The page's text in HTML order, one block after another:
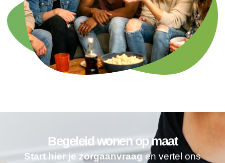
Begeleid wonen op maat
Start hier je zorgaanvraagen vertel ons